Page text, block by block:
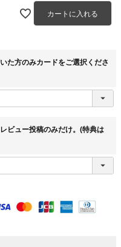
カートに入れる
た方のみカードをご選択くださ
ビュー投稿のみだけ。(特典は